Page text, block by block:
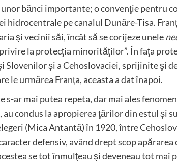
bănci importante; o convenţie pentru
hidrocentrale pe canalul Dunăre-Tisa.
şi vecinii săi, încât să se corijeze unele
la protecţia minorităţilor”. În faţa
Slovenilor şi a Cehoslovaciei, sprijinite şi
le urmărea Franţa, aceasta a dat înapoi.
s-ar mai putea repeta, dar mai ales
condus la apropierea ţărilor din estul şi
(Mica Antantă) în 1920, între
defensiv, având drept scop
se tot înmulţeau şi deveneau tot mai